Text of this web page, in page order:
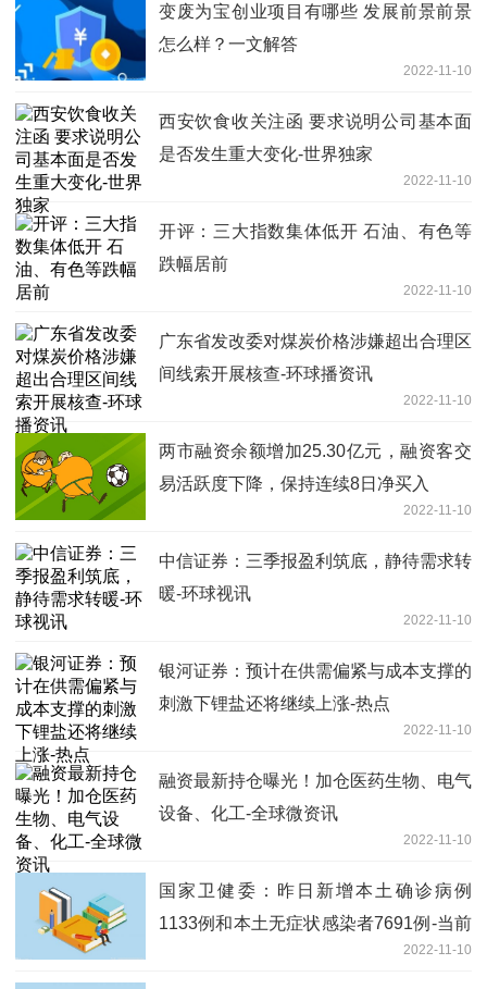
变废为宝创业项目有哪些 发展前景前景
怎么样？一文解答
2022-11-10
西安饮食收关注函 要求说明公司基本面
是否发生重大变化-世界独家
2022-11-10
开评：三大指数集体低开 石油、有色等
跌幅居前
2022-11-10
广东省发改委对煤炭价格涉嫌超出合理区
间线索开展核查-环球播资讯
2022-11-10
两市融资余额增加25.30亿元，融资客交
易活跃度下降，保持连续8日净买入
2022-11-10
中信证券：三季报盈利筑底，静待需求转
暖-环球视讯
2022-11-10
​银河证券：预计在供需偏紧与成本支撑的
刺激下锂盐还将继续上涨-热点
2022-11-10
融资最新持仓曝光！加仓医药生物、电气
设备、化工-全球微资讯
2022-11-10
国家卫健委：昨日新增本土确诊病例
1133例和本土无症状感染者7691例-当前
2022-11-10